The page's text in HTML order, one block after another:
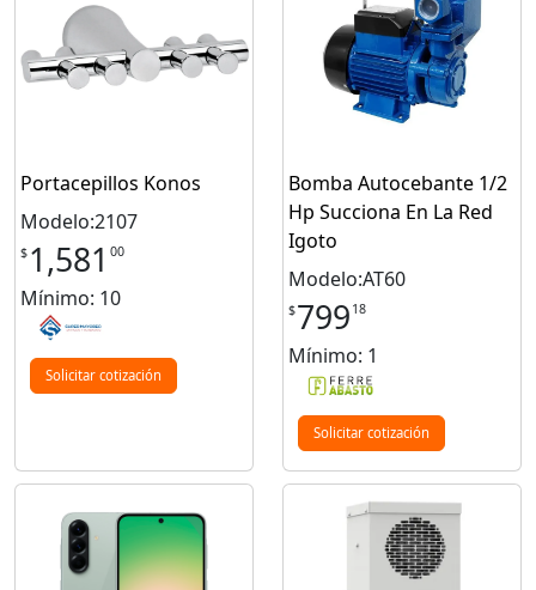
Portacepillos Konos
Modelo:2107
$ 1,581 00
Mínimo: 10
Solicitar cotización
Bomba Autocebante 1/2
Hp Succiona En La Red
Igoto
Modelo:AT60
$799 18
Mínimo: 1
Solicitar cotización